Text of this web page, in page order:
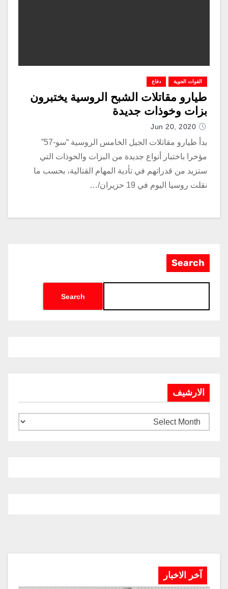
القوات الجوية دفاع
طيارو مقاتلات الشبح الروسية يختبرون
بزات وخوذات جديدة
Jun 20, 2020
بدأ طيارو مقاتلات الجيل الخامس الروسية “سو-57”
مؤخرا باختبار أنواع جديدة من البزات والخوذات التي
ستزيد من قدراتهم في تأدية المهام القتالية، بحسب ما
نقلت روسيا اليوم في 19 حزيران/…
Search
Search
الارشيف
آخر الاخبار